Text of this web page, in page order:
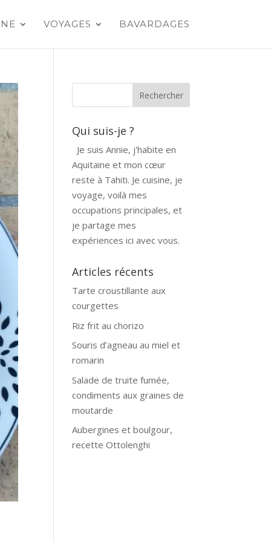
VOYAGES BAVARDAGES
Qui suis-je ?
Je suis Annie, j'habite en
Aquitaine et mon cœur
reste à Tahiti. Je cuisine, je
voyage, voilà mes
occupations principales, et
je partage mes
expériences ici avec vous.
Articles récents
Tarte croustillante aux
courgettes
Riz frit au chorizo
Souris d’agneau au miel et
romarin
Salade de truite fumée,
condiments aux graines de
moutarde
Aubergines et boulgour,
recette Ottolenghi